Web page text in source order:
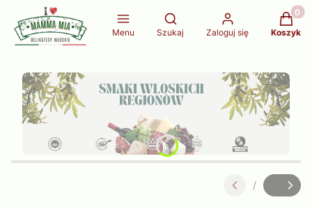
Menu
Otwórz wyszukiwarkę
Szukaj Zaloguj się Koszyk
Slajd
/
z